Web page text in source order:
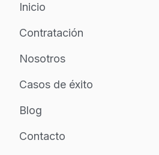
Inicio
Contratación
Nosotros
Casos de éxito
Blog
Contacto